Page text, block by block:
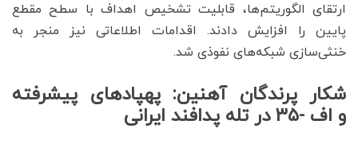
ارتقای الگوریتم‌ها، قابلیت تشخیص اهداف با سطح مقطع
پایین را افزایش دادند. اقدامات اطلاعاتی نیز منجر به
خنثی‌سازی شبکه‌های نفوذی شد.
شکار پرندگان آهنین: پهپادهای پیشرفته
و اف -۳۵ در تله پدافند ایرانی